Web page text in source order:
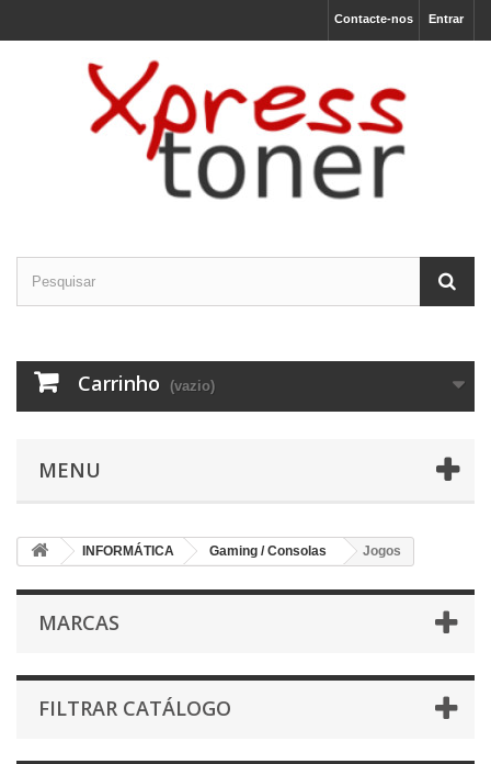
Entrar
Contacte-nos
Carrinho (vazio)
MENU
INFORMÁTICA Gaming / Consolas Jogos
MARCAS
FILTRAR CATÁLOGO